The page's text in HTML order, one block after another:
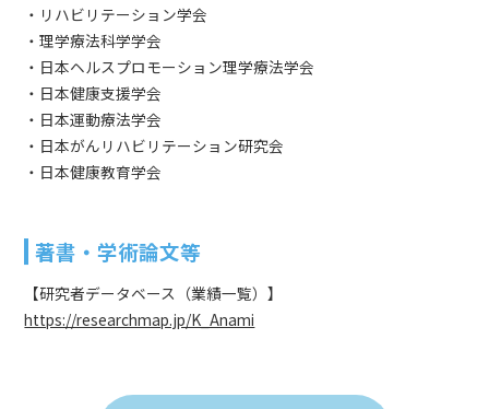
・リハビリテーション学会
・理学療法科学学会
・日本ヘルスプロモーション理学療法学会
・日本健康支援学会
・日本運動療法学会
・日本がんリハビリテーション研究会
・日本健康教育学会
著書・学術論文等
【研究者データベース（業績一覧）】
https://researchmap.jp/K_Anami